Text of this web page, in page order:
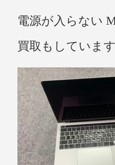
電源が入らない
買取もしています